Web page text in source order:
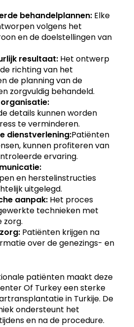
behandelplannen: Elke
volgens het
en de doelstellingen van
resultaat: Het ontwerp
richting van het
de planning van de
zorgvuldig behandeld.
details kunnen worden
te verminderen.
dienstverlening:Patiënten
kunnen profiteren van
ervaring.
en herstelinstructies
uitgelegd.
aanpak: Het proces
technieken met
Patiënten krijgen na
over de genezings- en
patiënten maakt deze
Of Turkey een sterke
in Turkije. De
ondersteunt het
en na de procedure.